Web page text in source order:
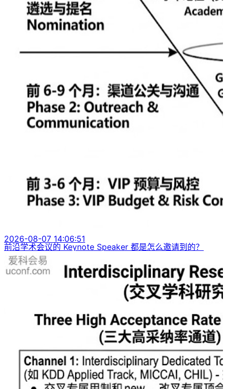
2026-08-07 14:06:51
前沿学术会议的 Keynote Speaker 都是怎么邀请到的？